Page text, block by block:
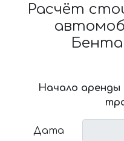
Расчёт
Начало аренды
Дата